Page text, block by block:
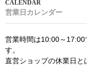
営業日カレンダー
営業時間は10:00～17:00
す。
直営ショップの休業日と